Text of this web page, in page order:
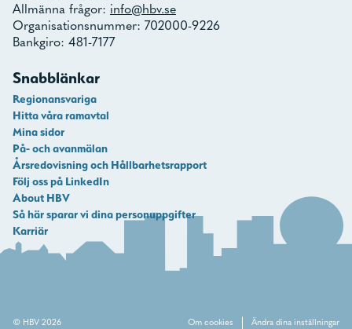
Allmänna frågor: info@hbv.se
Organisationsnummer: 702000-9226
Bankgiro: 481-7177
Snabblänkar
Regionansvariga
Hitta våra ramavtal
Mina sidor
På- och avanmälan
Årsredovisning och Hållbarhetsrapport
Följ oss på LinkedIn
About HBV
Så här sparar vi dina personuppgifter
Karriär
© HBV 2026 Om cookies Ändra dina inställningar